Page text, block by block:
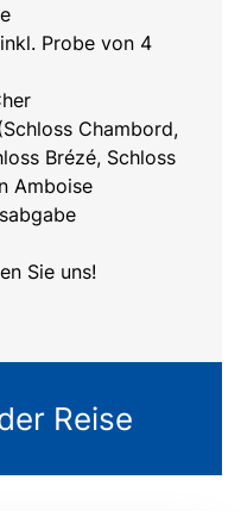
Probe von 4
Chambord,
Brézé, Schloss
Amboise
Sie uns!
Reise